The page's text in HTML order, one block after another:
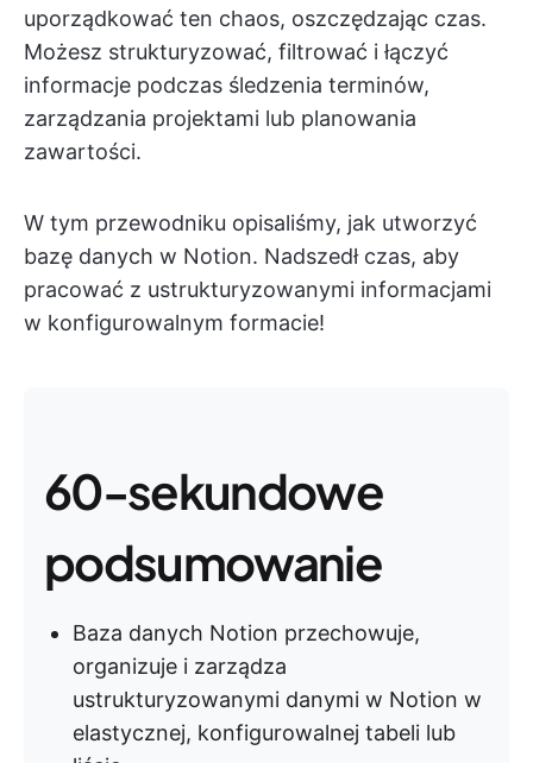
uporządkować ten chaos, oszczędzając czas.
Możesz strukturyzować, filtrować i łączyć
informacje podczas śledzenia terminów,
zarządzania projektami lub planowania
zawartości.
W tym przewodniku opisaliśmy, jak utworzyć
bazę danych w Notion. Nadszedł czas, aby
pracować z ustrukturyzowanymi informacjami
w konfigurowalnym formacie!
60-sekundowe
podsumowanie
Baza danych Notion przechowuje,
organizuje i zarządza
ustrukturyzowanymi danymi w Notion w
elastycznej, konfigurowalnej tabeli lub